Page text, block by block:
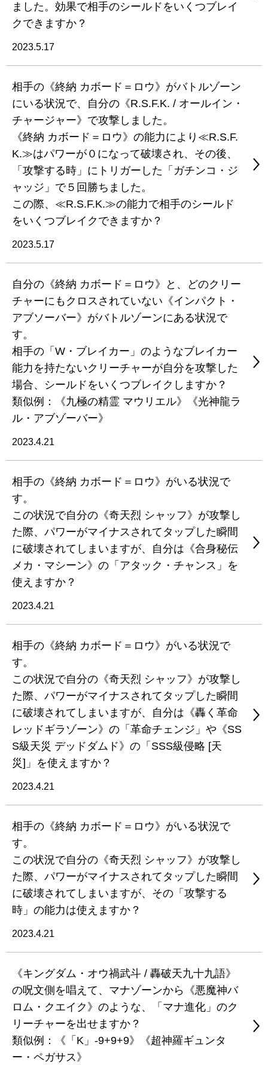
ました。効果で相手のシールドをいくつブレイ
クできますか？
2023.5.17
相手の《終納 カボード＝ロウ》がバトルゾーン
にいる状況で、自分の《R.S.F.K. / オールイン・
チャージャー》で攻撃しました。
《終納 カボード＝ロウ》の能力により≪R.S.F.
K.≫はパワーが０になって破壊され、その後、
「攻撃する時」にトリガーした「ガチンコ・ジ
ャッジ」で５回勝ちました。
この際、≪R.S.F.K.≫の能力で相手のシールド
をいくつブレイクできますか？
2023.5.17
自分の《終納 カボード＝ロウ》と、どのクリー
チャーにもクロスされていない《インパクト・
アブソーバー》がバトルゾーンにある状況で
す。
相手の「W・ブレイカー」のようなブレイカー
能力を持たないクリーチャーが自分を攻撃した
場合、シールドをいくつブレイクしますか？
類似例：《九極の精霊 マウリエル》《光神龍ラ
ル・アブゾーバー》
2023.4.21
相手の《終納 カボード＝ロウ》がいる状況で
す。
この状況で自分の《奇天烈 シャッフ》が攻撃し
た際、パワーがマイナスされてタップした瞬間
に破壊されてしまいますが、自分は《合身秘伝
メカ・マシーン》の「アタック・チャンス」を
使えますか？
2023.4.21
相手の《終納 カボード＝ロウ》がいる状況で
す。
この状況で自分の《奇天烈 シャッフ》が攻撃し
た際、パワーがマイナスされてタップした瞬間
に破壊されてしまいますが、自分は《轟く革命
レッドギラゾーン》の「革命チェンジ」や《SS
S級天災 デッドダムド》の「SSS級侵略 [天
災]」を使えますか？
2023.4.21
相手の《終納 カボード＝ロウ》がいる状況で
す。
この状況で自分の《奇天烈 シャッフ》が攻撃し
た際、パワーがマイナスされてタップした瞬間
に破壊されてしまいますが、その「攻撃する
時」の能力は使えますか？
2023.4.21
《キングダム・オウ禍武斗 / 轟破天九十九語》
の呪文側を唱えて、マナゾーンから《悪魔神バ
ロム・クエイク》のような、「マナ進化」のク
リーチャーを出せますか？
類似例：《「K」-9+9+9》《超神羅ギュンタ
ー・ペガサス》